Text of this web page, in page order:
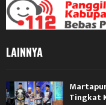
LAINNYA
Tingkat